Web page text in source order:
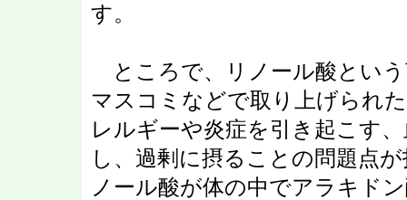
す。
ところで、リノール酸とい
マスコミなどで取り上げられ
レルギーや炎症を引き起こす
し、過剰に摂ることの問題点
ノール酸が体の中でアラキド